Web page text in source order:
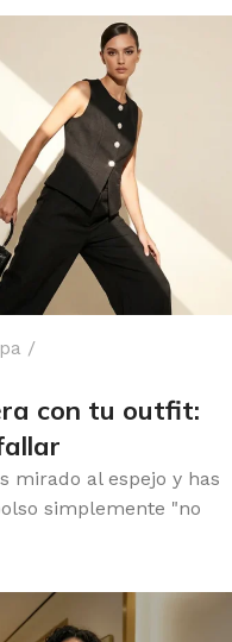
con tu outfit:
mirado al espejo y has
simplemente "no